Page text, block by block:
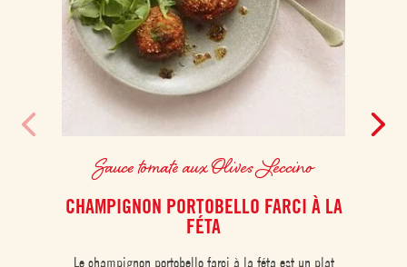
Sauce tomate aux Olives Leccino
CHAMPIGNON PORTOBELLO FARCI À LA
FÉTA
Le champignon portobello farci à la féta est un plat